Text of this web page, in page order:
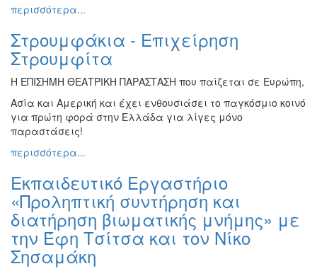
περισσότερα...
Στρουμφάκια - Επιχείρηση
Στρουμφίτα
Η ΕΠΙΣΗΜΗ ΘΕΑΤΡΙΚΗ ΠΑΡΑΣΤΑΣΗ που παίζεται σε Ευρώπη,
Ασία και Αμερική και έχει ενθουσιάσει το παγκόσμιο κοινό
για πρώτη φορά στην Ελλάδα για λίγες μόνο
παραστάσεις!
περισσότερα...
Εκπαιδευτικό Εργαστήριο
«Προληπτική συντήρηση και
διατήρηση βιωματικής μνήμης» με
την Έφη Τσίτσα και τον Νίκο
Σησαμάκη